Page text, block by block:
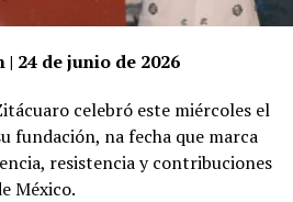
24 de junio de 2026
celebró este miércoles el
fundación, na fecha que marca
resistencia y contribuciones
México.